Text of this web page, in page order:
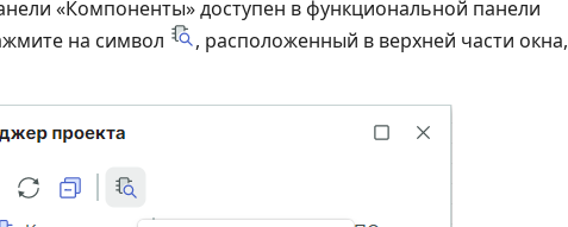
«Компоненты» доступен в функциональной панели
на символ
, расположенный в верхней части окна,